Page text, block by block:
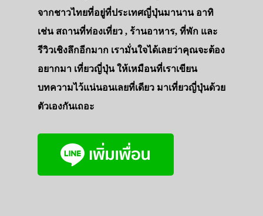
จากชาวไทยที่อยู่ที่ประเทศญี่ปุ่นมานาน อาทิ
เช่น สถานที่ท่องเที่ยว , ร้านอาหาร, ที่พัก และ
รีวิวเชิงลึกอีกมาก เรามั่นใจได้เลยว่าคุณจะต้อง
อยากมา เที่ยวญี่ปุ่น ให้เหมือนที่เราเขียน
บทความไว้แน่นอนเลยที่เดียว มาเที่ยวญี่ปุ่นด้วย
ตัวเองกันเถอะ